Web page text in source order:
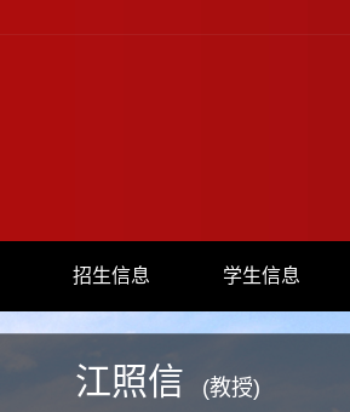
招生信息 学生信息
江照信 (教授)